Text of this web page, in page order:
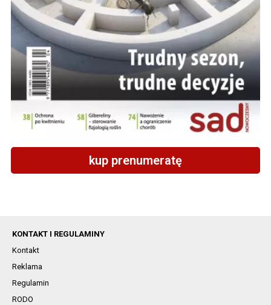
kup prenumeratę
KONTAKT I REGULAMINY
Kontakt
Reklama
Regulamin
RODO